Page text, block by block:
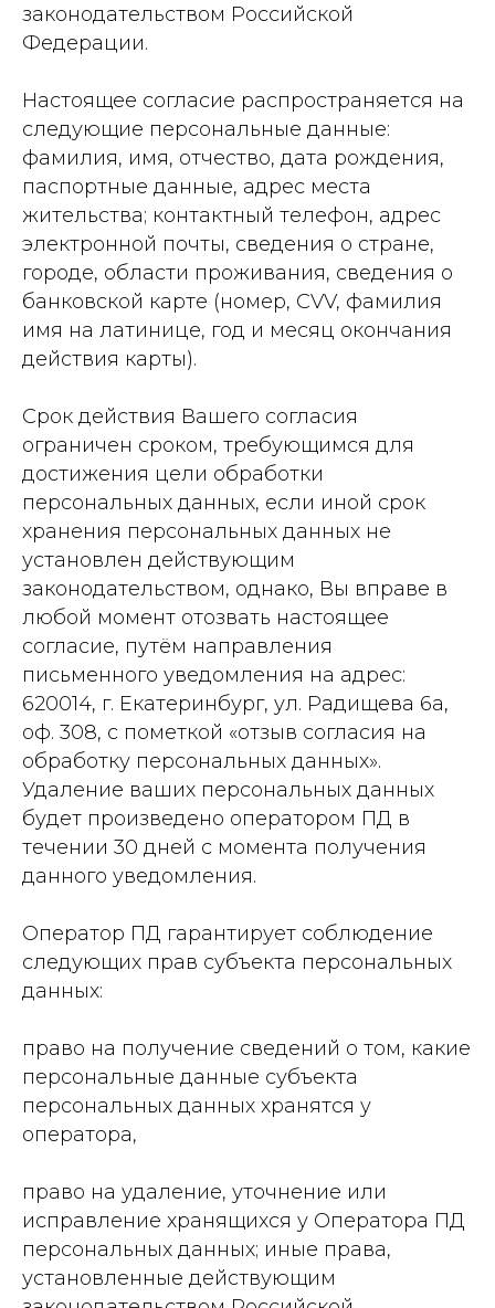
законодательством Российской
Федерации.
Настоящее согласие распространяется на
следующие персональные данные:
фамилия, имя, отчество, дата рождения,
паспортные данные, адрес места
жительства; контактный телефон, адрес
электронной почты, сведения о стране,
городе, области проживания, сведения о
банковской карте (номер, CVV, фамилия
имя на латинице, год и месяц окончания
действия карты).
Срок действия Вашего согласия
ограничен сроком, требующимся для
достижения цели обработки
персональных данных, если иной срок
хранения персональных данных не
установлен действующим
законодательством, однако, Вы вправе в
любой момент отозвать настоящее
согласие, путём направления
письменного уведомления на адрес:
620014, г. Екатеринбург, ул. Радищева 6а,
оф. 308, с пометкой «отзыв согласия на
обработку персональных данных».
Удаление ваших персональных данных
будет произведено оператором ПД в
течении 30 дней с момента получения
данного уведомления.
Оператор ПД гарантирует соблюдение
следующих прав субъекта персональных
данных:
право на получение сведений о том, какие
персональные данные субъекта
персональных данных хранятся у
оператора,
право на удаление, уточнение или
исправление хранящихся у Оператора ПД
персональных данных; иные права,
установленные действующим